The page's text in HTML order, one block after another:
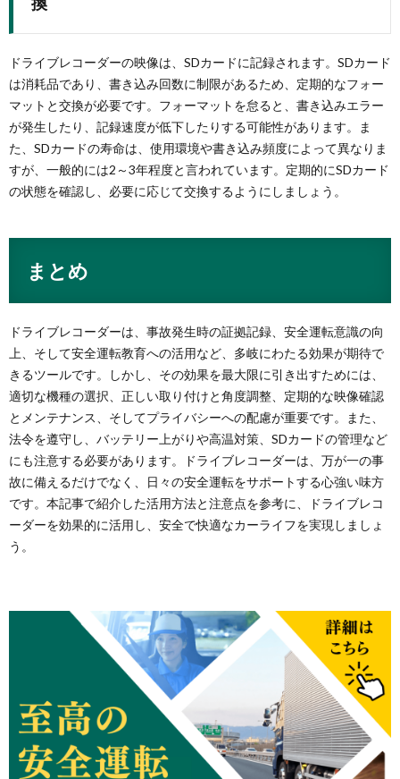
ドライブレコーダーの映像は、SDカードに記録されます。SDカード
は消耗品であり、書き込み回数に制限があるため、定期的なフォー
マットと交換が必要です。フォーマットを怠ると、書き込みエラー
が発生したり、記録速度が低下したりする可能性があります。ま
た、SDカードの寿命は、使用環境や書き込み頻度によって異なりま
すが、一般的には2～3年程度と言われています。定期的にSDカード
の状態を確認し、必要に応じて交換するようにしましょう。
まとめ
ドライブレコーダーは、事故発生時の証拠記録、安全運転意識の向
上、そして安全運転教育への活用など、多岐にわたる効果が期待で
きるツールです。しかし、その効果を最大限に引き出すためには、
適切な機種の選択、正しい取り付けと角度調整、定期的な映像確認
とメンテナンス、そしてプライバシーへの配慮が重要です。また、
法令を遵守し、バッテリー上がりや高温対策、SDカードの管理など
にも注意する必要があります。ドライブレコーダーは、万が一の事
故に備えるだけでなく、日々の安全運転をサポートする心強い味方
です。本記事で紹介した活用方法と注意点を参考に、ドライブレコ
ーダーを効果的に活用し、安全で快適なカーライフを実現しましょ
う。